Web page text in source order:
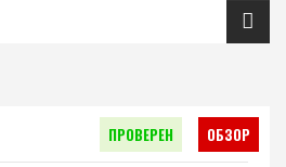
ПРОВЕРЕН ОБЗОР